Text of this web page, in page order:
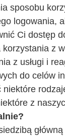
sposobu
logowania,
Ci dostęp
z
z usługi i
do celów
z